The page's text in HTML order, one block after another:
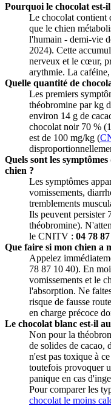
Pourquoi le chocolat est-
Le chocolat contient
que le chien
l'humain - demi-vie
2024). Cette
nerveux et le cœur,
arythmie. La
Quelle quantité de
Les premiers
théobromine par kg
environ 14 g de
chocolat noir 70 %
est de 100 mg/kg (
Quels sont les
chien ?
Les symptômes
vomissements,
tremblements
Ils peuvent persister
théobromine).
le CNITV : 04 78
Que faire si mon chien a
Appelez
78 87 10 40). En
vomissements et le
l'absorption. Ne
risque de fausse
en charge précoce
Le chocolat blanc est-il
Non pour la
de solides de cacao,
n'est pas toxique à
toutefois provoquer
panique en cas
Pour comparer les
chocolat le moins